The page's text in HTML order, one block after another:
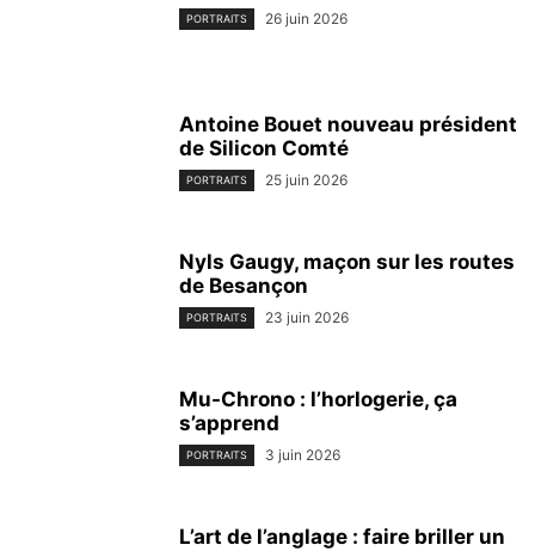
PORTRAITS 26 juin 2026
Antoine Bouet nouveau président
de Silicon Comté
PORTRAITS 25 juin 2026
Nyls Gaugy, maçon sur les routes
de Besançon
PORTRAITS 23 juin 2026
Mu-Chrono : l’horlogerie, ça
s’apprend
PORTRAITS 3 juin 2026
L’art de l’anglage : faire briller un